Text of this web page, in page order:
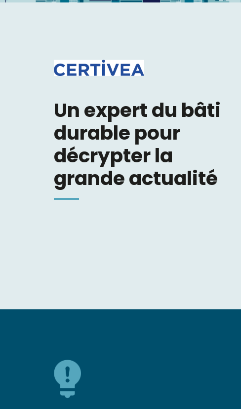
Un expert du bâti
durable pour
décrypter la
grande actualité